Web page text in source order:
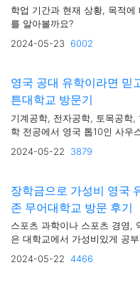
학업 기간과 현재 상황, 목적
를 알아볼까요?
2024-05-23 6002
영국 공대 유학이라면 믿
튼대학교 방문기
기계공학, 전자공학, 토목공학,
학 전공에서 영국 톱10인 사우
2024-05-22 3879
장학금으로 가성비 영국
존 무어대학교 방문 후기
스포츠 과학이나 스포츠 경영,
은 대학교에서 가성비있게 공
리버풀 존 무어 대학교를 추천합
2024-05-22 4466